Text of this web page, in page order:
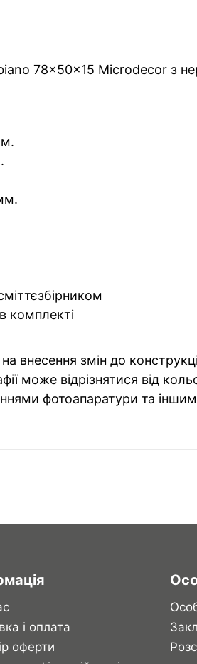
78x50x15 Microdecor з
комплекті
змін до
може відрізнятися від
фотоапаратури та
і оплата
оферти